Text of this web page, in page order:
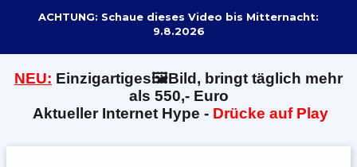
ACHTUNG: Schaue dieses Video bis Mitternacht:
9.8.2026
NEU: Einzigartiges🖼️Bild, bringt täglich mehr
als 550,- Euro
Aktueller Internet Hype - Drücke auf Play